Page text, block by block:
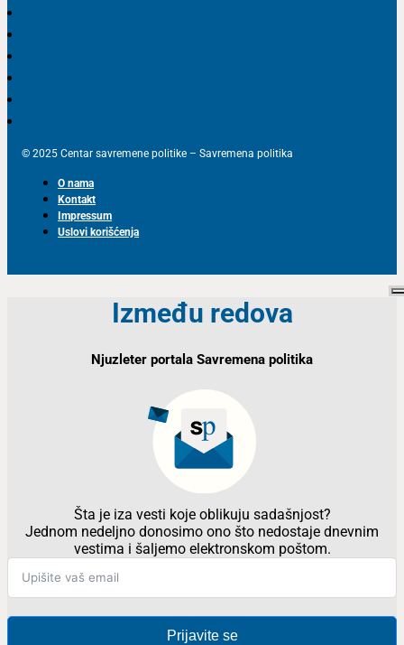
© 2025 Centar savremene politike – Savremena politika
O nama
Kontakt
Impressum
Uslovi korišćenja
Između redova
Njuzleter portala Savremena politika
Šta je iza vesti koje oblikuju sadašnjost?
Jednom nedeljno donosimo ono što nedostaje dnevnim
vestima i šaljemo elektronskom poštom.
Prijavite se